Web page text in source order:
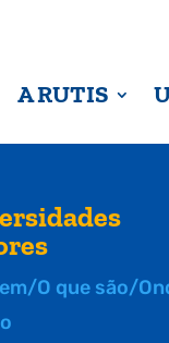
A RUTIS
O que são/